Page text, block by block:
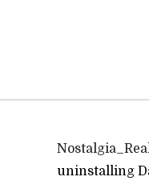
uninstalling